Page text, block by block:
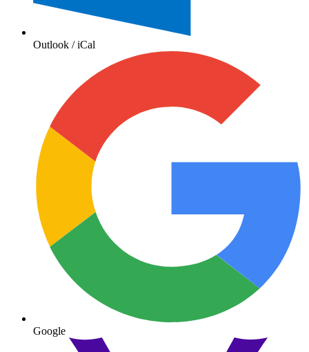
Outlook / iCal
Google